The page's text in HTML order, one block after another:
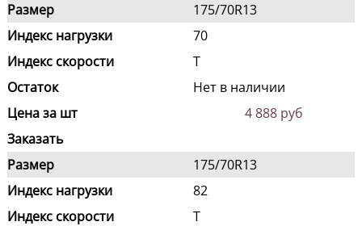
Размер
175/70R13
Индекс нагрузки
70
Индекс скорости
T
Остаток
Нет в наличии
Цена за шт
4 888 руб
Заказать
Размер
175/70R13
Индекс нагрузки
82
Индекс скорости
T